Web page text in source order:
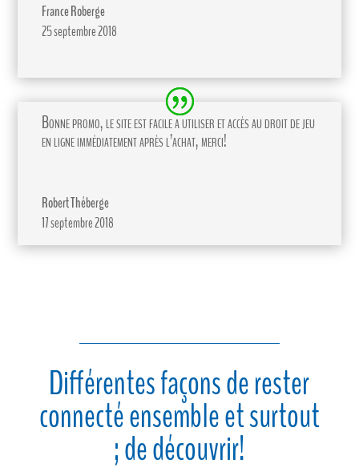
France Roberge
25 septembre 2018
Bonne promo, le site est facile a utiliser et accès au droit de jeu
en ligne immédiatement après l’achat, merci!
Robert Théberge
17 septembre 2018
Différentes façons de rester
connecté ensemble et surtout
; de découvrir!